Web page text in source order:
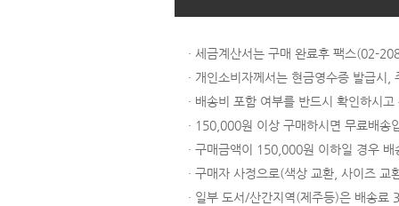
· 세금계산서는 구매 완료후 팩스(02-
· 개인소비자께서는 현금영수증 발급시,
· 배송비 포함 여부를 반드시 확인하시
· 150,000원 이상 구매하시면 무료배송
· 구매금액이 150,000원 이하일 경우
· 구매자 사정으로(색상 교환, 사이즈
· 일부 도서/산간지역(제주등)은 배송료